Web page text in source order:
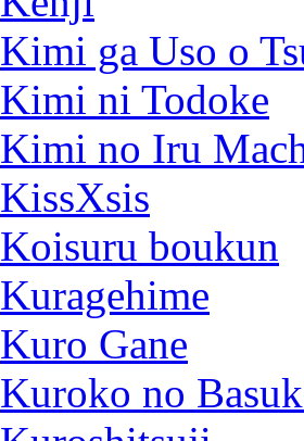
Kimi ga Uso o
Kimi ni Todoke
Kimi no Iru
KissXsis
Koisuru boukun
Kuragehime
Kuro Gane
Kuroko no